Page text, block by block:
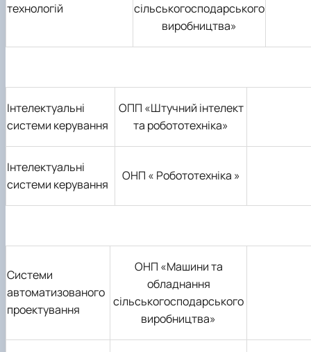
технологій
сільськогосподарського
виробництва»
Інтелектуальні
системи керування
ОПП «Штучний інтелект
та робототехніка»
Інтелектуальні
системи керування
ОНП « Робототехніка »
Системи
автоматизованого
проектування
ОНП «Машини та
обладнання
сільськогосподарського
виробництва»